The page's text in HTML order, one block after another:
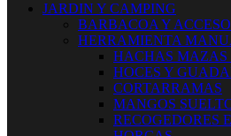
JARDIN Y CAMPING
BARBACOA Y
HERRAMIENTA
HACHAS MAZAS
HOCES Y
CORTARRAMAS
MANGOS
RECOGEDORES